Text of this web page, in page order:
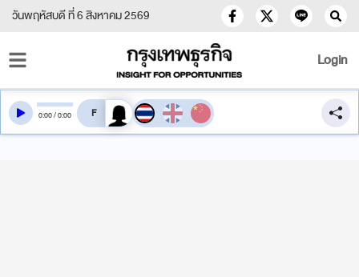
วันพฤหัสบดี ที่ 6 สิงหาคม 2569
Login
0:00/0:00 สลับเสียงอ่าน